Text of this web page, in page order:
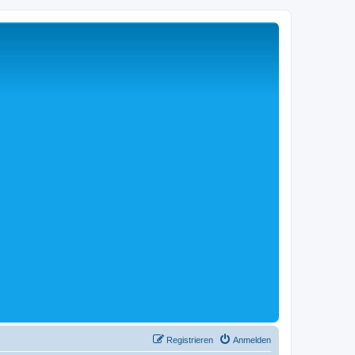
Anmelden
Registrieren